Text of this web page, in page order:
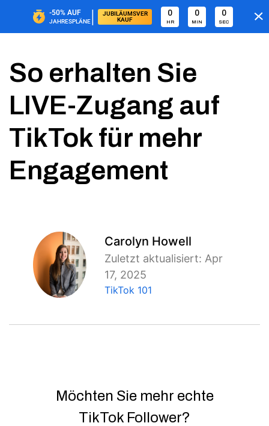
-50% AUF
JAHRESPLÄNE|
JUBILÄUMSVER
KAUF
0
HR
0
MIN
0
SEC
So erhalten Sie
LIVE-Zugang auf
TikTok für mehr
Engagement
Carolyn Howell
Zuletzt aktualisiert: Apr
17, 2025
TikTok 101
Möchten Sie mehr echte
TikTok Follower?